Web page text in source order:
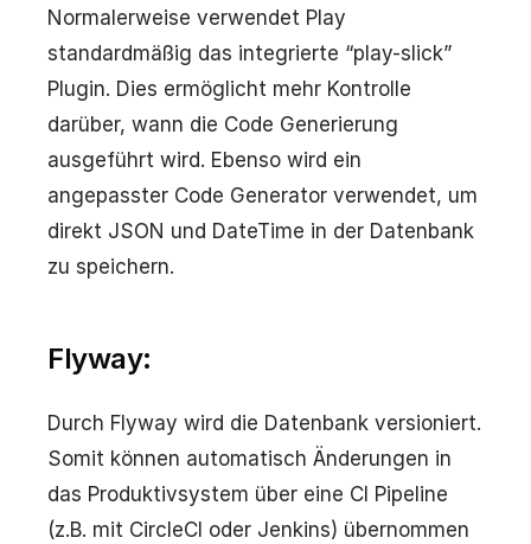
Normalerweise verwendet Play
standardmäßig das integrierte “play-slick”
Plugin. Dies ermöglicht mehr Kontrolle
darüber, wann die Code Generierung
ausgeführt wird. Ebenso wird ein
angepasster Code Generator verwendet, um
direkt JSON und DateTime in der Datenbank
zu speichern.
Flyway:
Durch Flyway wird die Datenbank versioniert.
Somit können automatisch Änderungen in
das Produktivsystem über eine CI Pipeline
(z.B. mit CircleCI oder Jenkins) übernommen